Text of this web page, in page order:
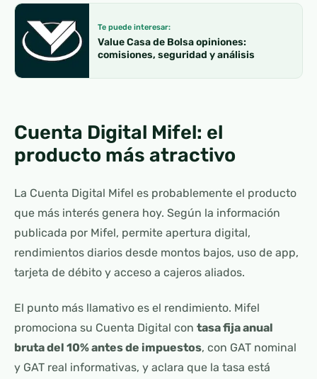
Te puede interesar:
Value Casa de Bolsa opiniones:
comisiones, seguridad y análisis
Cuenta Digital Mifel: el
producto más atractivo
La Cuenta Digital Mifel es probablemente el producto
que más interés genera hoy. Según la información
publicada por Mifel, permite apertura digital,
rendimientos diarios desde montos bajos, uso de app,
tarjeta de débito y acceso a cajeros aliados.
El punto más llamativo es el rendimiento. Mifel
promociona su Cuenta Digital con tasa fija anual
bruta del 10% antes de impuestos, con GAT nominal
y GAT real informativas, y aclara que la tasa está